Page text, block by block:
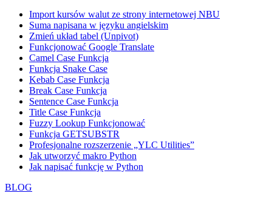
Import kursów walut ze strony internetowej NBU
Suma napisana w języku angielskim
Zmień układ tabel (Unpivot)
Funkcjonować Google Translate
Camel Case Funkcja
Funkcja Snake Case
Kebab Case Funkcja
Break Case Funkcja
Sentence Case Funkcja
Title Case Funkcja
Fuzzy Lookup Funkcjonować
Funkcja GETSUBSTR
Profesjonalne rozszerzenie „YLC Utilities”
Jak utworzyć makro Python
Jak napisać funkcję w Python
BLOG